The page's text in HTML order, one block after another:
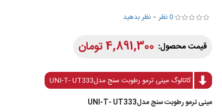
0 نظر
- نظر بدهید
4,891,300 تومان
مینی ترمو رطوبت سنج مدلUNI-T- UT333
کاتالوگ مینی ترمو رطوبت سنج مدلUNI-T- UT333